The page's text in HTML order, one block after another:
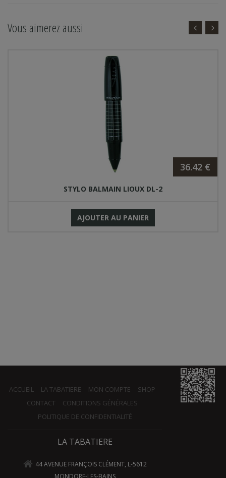
Vous aimerez aussi
36.42 €
STYLO BALMAIN LIOUX DL-2
AJOUTER AU PANIER
ACCUEIL LA TABATIERE MON COMPTE
SHOP
CONTACT
CONDITIONS GÉNÉRALES
POLITIQUE DE CONFIDENTIALITÉ
LA TABATIERE
44 AVENUE FRANÇOIS CLÉMENT, L-5612